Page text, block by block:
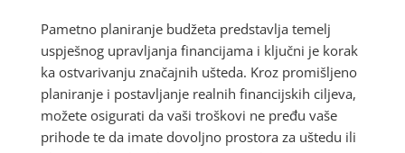
Pametno planiranje budžeta predstavlja temelj
uspješnog upravljanja financijama i ključni je korak
ka ostvarivanju značajnih ušteda. Kroz promišljeno
planiranje i postavljanje realnih financijskih ciljeva,
možete osigurati da vaši troškovi ne pređu vaše
prihode te da imate dovoljno prostora za uštedu ili